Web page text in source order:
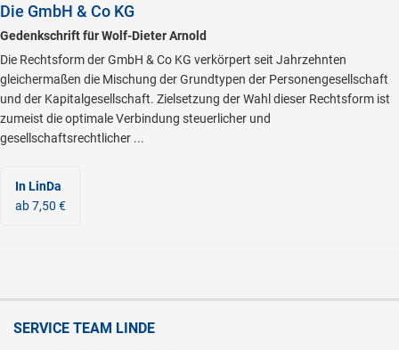
Die GmbH & Co KG
Gedenkschrift für Wolf-Dieter Arnold
Die Rechtsform der GmbH & Co KG verkörpert seit Jahrzehnten
gleichermaßen die Mischung der Grundtypen der Personengesellschaft
und der Kapitalgesellschaft. Zielsetzung der Wahl dieser Rechtsform ist
zumeist die optimale Verbindung steuerlicher und
gesellschaftsrechtlicher ...
In LinDa
ab 7,50 €
SERVICE TEAM LINDE